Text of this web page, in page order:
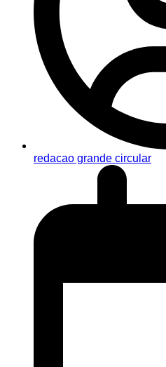
redacao grande circular